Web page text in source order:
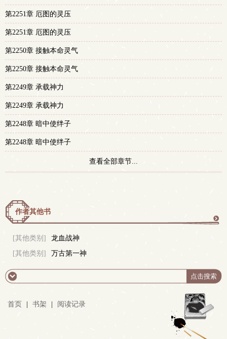
第2251章 厄图的灵压
第2251章 厄图的灵压
第2250章 接触本命灵气
第2250章 接触本命灵气
第2249章 承载神力
第2249章 承载神力
第2248章 暗中使绊子
第2248章 暗中使绊子
查看全部章节...
作者其他书
[其他类别]
龙血战神
[其他类别]
万古第一神
首页 书架 阅读记录